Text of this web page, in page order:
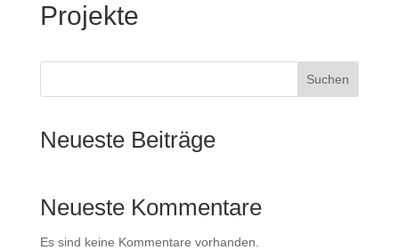
Projekte
Suchen
Neueste Beiträge
Neueste Kommentare
Es sind keine Kommentare vorhanden.